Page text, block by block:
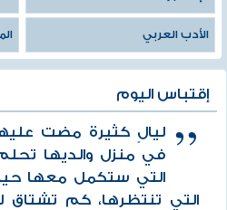
الأدب العربي
إقتباس اليوم
ليالٍ كثيرة مضت
في منزل والديها تحلم
التي ستكمل معها
التي تنتظرها، كم تشتاق